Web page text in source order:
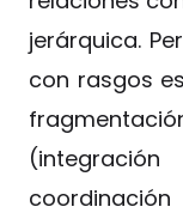
jerárquica.
con rasgos